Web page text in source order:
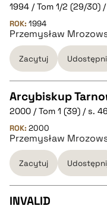
pobierz cytat
BIBTEX
pobierz cytat
1994 / Tom 1/2 (29/30)
ROK: 1994
Przemysław
Zacytuj
CZYSTY TEKST
pobierz cytat
Arcybiskup
2000 / Tom 1 (39) / s.
ROK: 2000
Przemysław
Zacytuj
INVALID